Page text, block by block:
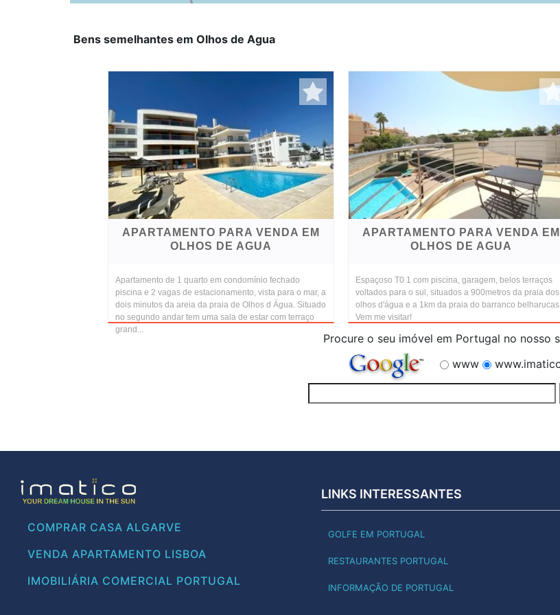
Bens semelhantes em Olhos de Agua
APARTAMENTO PARA VENDA EM
OLHOS DE AGUA
Apartamento de 1 quarto em condomínio fechado
piscina e 2 vagas de estacionamento, vista para o mar, a
dois minutos da areia da praia de Olhos d Água. Situado
no segundo andar tem uma sala de estar com terraço
grand...
APARTAMENTO PARA VENDA EM
OLHOS DE AGUA
Espaçoso T0 1 com piscina, garagem, belos terraços
voltados para o sul, situados a 900metros da praia dos
olhos d'água e a 1km da praia do barranco belharucas.
Vem me visitar!
Procure o seu imóvel em Portugal no nosso
www
COMPRAR CASA ALGARVE
VENDA APARTAMENTO LISBOA
IMOBILIÁRIA COMERCIAL PORTUGAL
LINKS INTERESSANTES
GOLFE EM PORTUGAL
RESTAURANTES PORTUGAL
INFORMAÇÃO DE PORTUGAL